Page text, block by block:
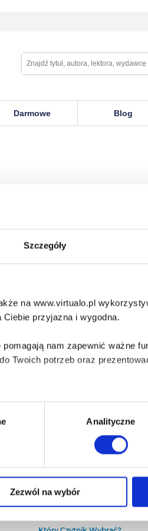
Szczegóły
na www.virtualo.pl
Ciebie przyjazna i wygodna.
nam zapewnić ważne
Twoich potrzeb oraz
i bezpiecznego działania
jeśli jesteś naszym
Analityczne
Zezwól na wybór
Darmowe Blog
Baza wiedzy